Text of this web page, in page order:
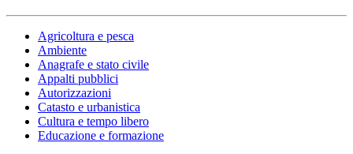
Agricoltura e pesca
Ambiente
Anagrafe e stato civile
Appalti pubblici
Autorizzazioni
Catasto e urbanistica
Cultura e tempo libero
Educazione e formazione